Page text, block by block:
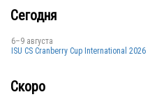
FRA
Сегодня
6–9 августа
ISU CS Cranberry Cup International 2026
Скоро